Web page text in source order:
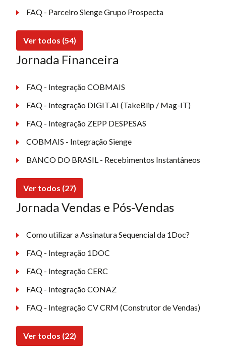
FAQ - Parceiro Sienge Grupo Prospecta
Ver todos (54)
Jornada Financeira
FAQ - Integração COBMAIS
FAQ - Integração DIGIT.AI (TakeBlip / Mag-IT)
FAQ - Integração ZEPP DESPESAS
COBMAIS - Integração Sienge
BANCO DO BRASIL - Recebimentos Instantâneos
Ver todos (27)
Jornada Vendas e Pós-Vendas
Como utilizar a Assinatura Sequencial da 1Doc?
FAQ - Integração 1DOC
FAQ - Integração CERC
FAQ - Integração CONAZ
FAQ - Integração CV CRM (Construtor de Vendas)
Ver todos (22)